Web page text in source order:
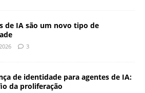
de IA são um novo tipo de
3
de identidade para agentes de IA:
da proliferação